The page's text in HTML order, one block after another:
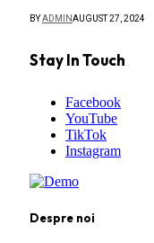
BYADMINAUGUST 27, 2024
Stay In Touch
Facebook
YouTube
TikTok
Instagram
Despre noi